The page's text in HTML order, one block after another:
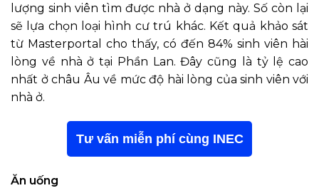
lượng sinh viên tìm được nhà ở dạng này. Số còn lại
sẽ lựa chọn loại hình cư trú khác. Kết quả khảo sát
từ Masterportal cho thấy, có đến 84% sinh viên hài
lòng về nhà ở tại Phần Lan. Đây cũng là tỷ lệ cao
nhất ở châu Âu về mức độ hài lòng của sinh viên với
nhà ở.
Tư vấn miễn phí cùng INEC
Ăn uống